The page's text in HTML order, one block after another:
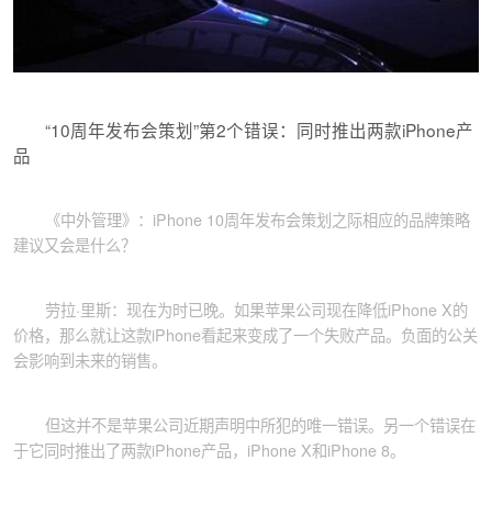
“10周年发布会策划”第2个错误：同时推出两款iPhone产
品
《中外管理》：iPhone 10周年发布会策划之际相应的品牌策略
建议又会是什么？
劳拉·里斯：现在为时已晚。如果苹果公司现在降低iPhone X的
价格，那么就让这款iPhone看起来变成了一个失败产品。负面的公关
会影响到未来的销售。
但这并不是苹果公司近期声明中所犯的唯一错误。另一个错误在
于它同时推出了两款iPhone产品，iPhone X和iPhone 8。